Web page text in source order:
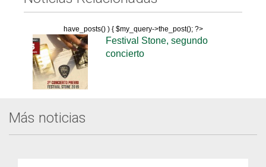
have_posts() ) { $my_query->the_post(); ?>
Festival Stone, segundo
concierto
Más noticias